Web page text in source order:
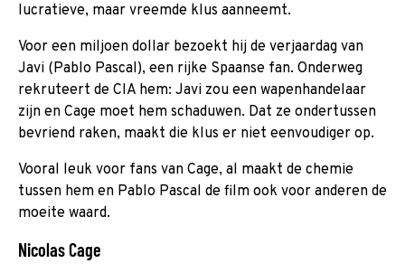
lucratieve, maar vreemde klus aanneemt.
Voor een miljoen dollar bezoekt hij de verjaardag van
Javi (Pablo Pascal), een rijke Spaanse fan. Onderweg
rekruteert de CIA hem: Javi zou een wapenhandelaar
zijn en Cage moet hem schaduwen. Dat ze ondertussen
bevriend raken, maakt die klus er niet eenvoudiger op.
Vooral leuk voor fans van Cage, al maakt de chemie
tussen hem en Pablo Pascal de film ook voor anderen de
moeite waard.
Nicolas Cage